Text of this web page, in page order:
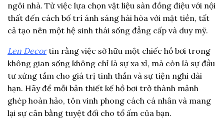
ngôi nhà. Từ việc lựa chọn vật liệu sàn đồng điệu với nội
thất đến cách bố trí ánh sáng hài hòa với mặt tiền, tất
cả tạo nên một hệ sinh thái sống đẳng cấp và duy mỹ.
Len Decortin rằng việc sở hữu một chiếc hồ bơi trong
không gian sống không chỉ là sự xa xỉ, mà còn là sự đầu
tư xứng tầm cho giá trị tinh thần và sự tiện nghi dài
hạn. Hãy để mỗi bản thiết kế hồ bơi trở thành mảnh
ghép hoàn hảo, tôn vinh phong cách cá nhân và mang
lại sự cân bằng tuyệt đối cho tổ ấm của bạn.